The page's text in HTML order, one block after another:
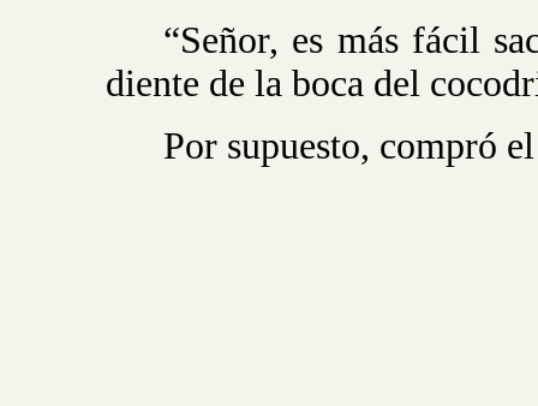
“Señor, es más fácil
diente de la boca del
Por supuesto, compró